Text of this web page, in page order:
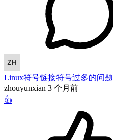
Linux符号链接符号过多的问题
zhouyunxian 3 个月前
👍